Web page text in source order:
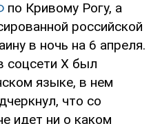
по Кривому Рогу, а
российской
в ночь на 6 апреля.
соцсети Х был
языке, в нем
что со
идет ни о каком